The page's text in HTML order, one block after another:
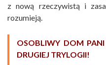
z nową rzeczywistą i
rozumieją.
OSOBLIWY DOM PANI
DRUGIEJ TRYLOGII!